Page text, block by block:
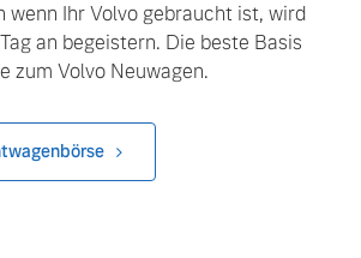
wenn Ihr Volvo gebraucht ist, wird
an begeistern. Die beste Basis
zum Volvo Neuwagen.